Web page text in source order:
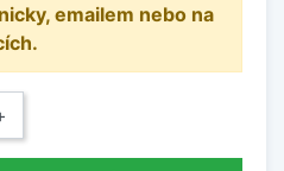
emailem nebo na